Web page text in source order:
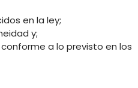
en la ley;
y;
a lo previsto en los